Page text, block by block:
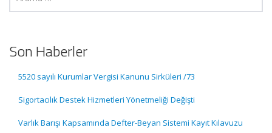
Son Haberler
5520 sayılı Kurumlar Vergisi Kanunu Sirküleri /73
Sigortacılık Destek Hizmetleri Yönetmeliği Değişti
Varlık Barışı Kapsamında Defter-Beyan Sistemi Kayıt Kılavuzu